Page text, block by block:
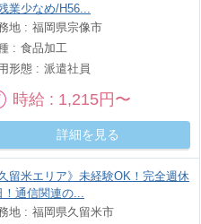
業少なめ/H56...
地
福岡県宗像市
食品加工
形態
派遣社員
時給 1,215円〜
詳細を見る
久留米エリア》未経験OK！完全週休
！通信関連の...
地
福岡県久留米市